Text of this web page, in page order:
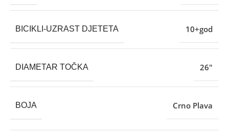
BICIKLI-UZRAST DJETETA 10+god
DIAMETAR TOČKA 26″
BOJA Crno Plava